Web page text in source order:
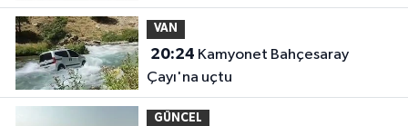
VAN
20:24
Çayı'na uçtu
GÜNCEL